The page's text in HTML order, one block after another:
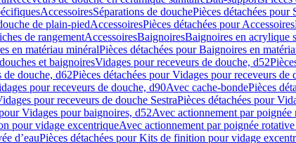
AccessoiresSéparations de douchePièces détachées pour
de plain-piedAccessoiresPièces détachées pour Accessoires
de rangementAccessoiresBaignoiresBaignoires en acrylique
en matériau minéralPièces détachées pour Baignoires en
et baignoiresVidages pour receveurs de douche, d52
de douche, d62Pièces détachées pour Vidages pour receveurs de
pour receveurs de douche, d90Avec cache-bondePièces
pour receveurs de douche SestraPièces détachées pour
Vidages pour baignoires, d52Avec actionnement par poignée
pour vidage excentriqueAvec actionnement par poignée rotative
d’eauPièces détachées pour Kits de finition pour vidage